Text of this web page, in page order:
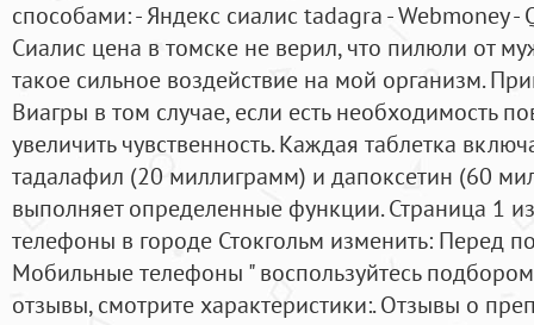
способами: - Яндекс сиалис tadagra - Webmoney
Сиалис цена в томске не верил, что пилюли от
такое сильное воздействие на мой организм.
Виагры в том случае, если есть необходимость
увеличить чувственность. Каждая таблетка
тадалафил (20 миллиграмм) и дапоксетин (60
выполняет определенные функции. Страница 1
телефоны в городе Стокгольм изменить: Перед
Мобильные телефоны " воспользуйтесь
отзывы, смотрите характеристики:. Отзывы о